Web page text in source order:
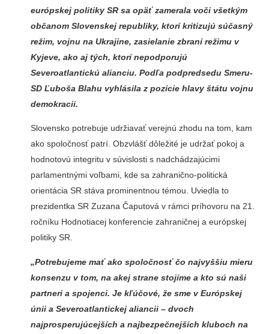
európskej politiky SR sa opäť zamerala voči všetkým
občanom Slovenskej republiky, ktorí kritizujú súčasný
režim, vojnu na Ukrajine, zasielanie zbraní režimu v
Kyjeve, ako aj tých, ktorí nepodporujú
Severoatlantickú alianciu. Podľa podpredsedu Smeru-
SD Ľuboša Blahu vyhlásila z pozície hlavy štátu vojnu
demokracii.
Slovensko potrebuje udržiavať verejnú zhodu na tom, kam
ako spoločnosť patrí. Obzvlášť dôležité je udržať pokoj a
hodnotovú integritu v súvislosti s nadchádzajúcimi
parlamentnými voľbami, kde sa zahranično-politická
orientácia SR stáva prominentnou témou. Uviedla to
prezidentka SR Zuzana Čaputová v rámci príhovoru na 21.
ročníku Hodnotiacej konferencie zahraničnej a európskej
politiky SR.
„Potrebujeme mať ako spoločnosť čo najvyššiu mieru
konsenzu v tom, na akej strane stojíme a kto sú naši
partneri a spojenci. Je kľúčové, že sme v Európskej
únii a Severoatlantickej aliancii – dvoch
najprosperujúcejších a najbezpečnejších kluboch na